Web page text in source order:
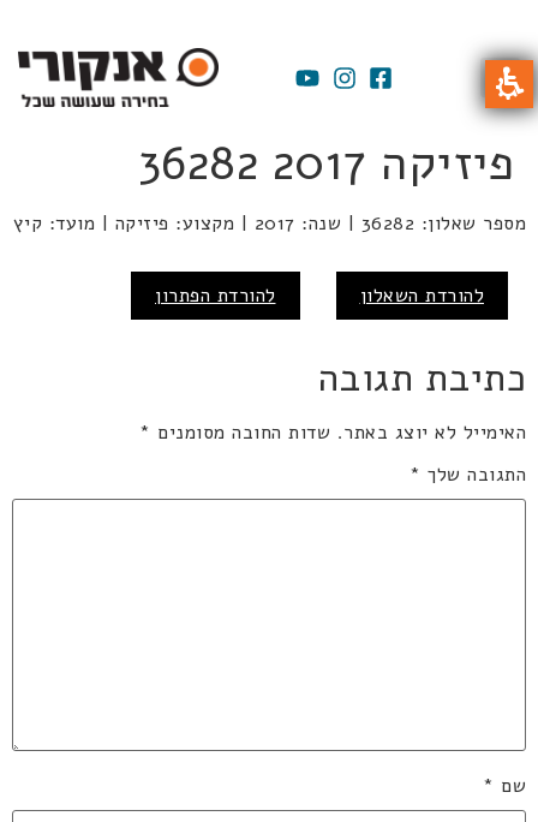
פיזיקה 2017 36282
מספר שאלון: 36282 | שנה: 2017 | מקצוע: פיזיקה | מועד: קיץ
להורדת השאלון להורדת הפתרון
כתיבת תגובה
האימייל לא יוצג באתר. שדות החובה מסומנים *
התגובה שלך *
שם *